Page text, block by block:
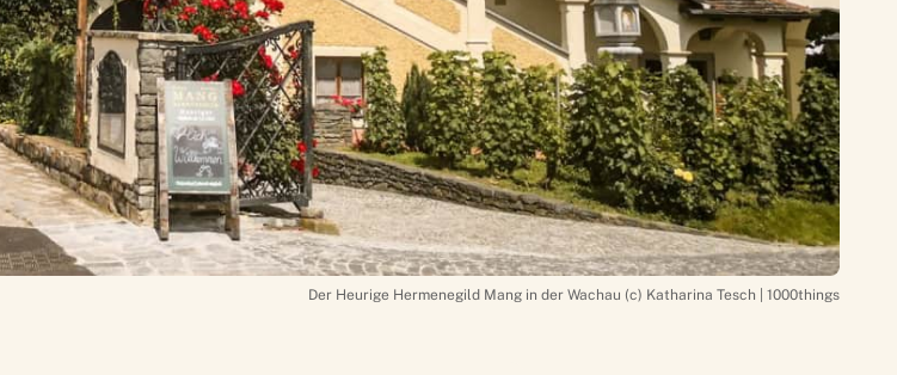
Der Heurige Hermenegild Mang in der Wachau (c) Katharina Tesch | 1000things